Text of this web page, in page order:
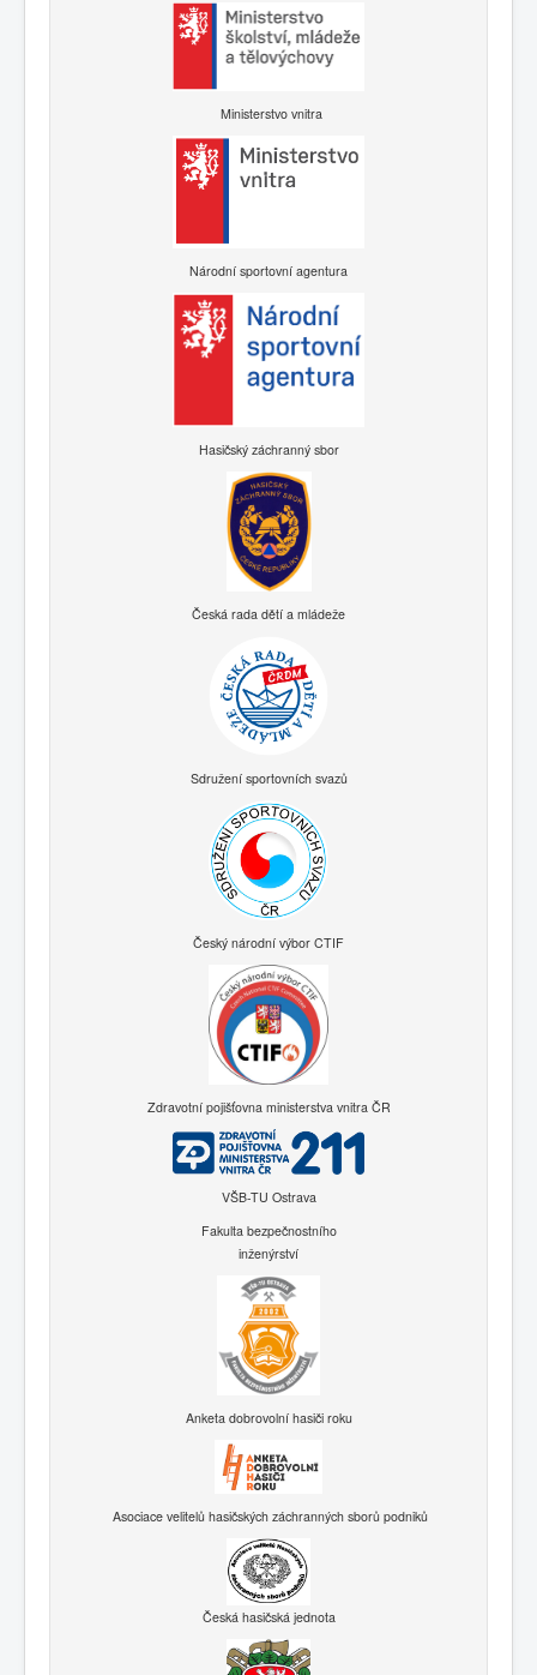
Ministerstvo vnitra
Národní sportovní agentura
Hasičský záchranný sbor
Česká rada dětí a mládeže
Sdružení sportovních svazů
Český národní výbor CTIF
Zdravotní pojišťovna ministerstva vnitra ČR
VŠB-TU Ostrava
Fakulta bezpečnostního
inženýrství
Anketa dobrovolní hasiči roku
Asociace velitelů hasičských záchranných sborů podniků
Česká hasičská jednota